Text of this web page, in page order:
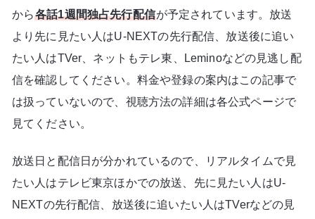
から各話1週間独占先行配信が予定されています。放送
より先に見たい人はU-NEXTの先行配信、放送後に追い
たい人はTVer、ネットもテレ東、Leminoなどの見逃し配
信を確認してください。料金や登録の案内はこの記事で
は扱っていないので、視聴方法の詳細は各公式ページで
見てください。
放送日と配信日が分かれているので、リアルタイムで見
たい人はテレビ東京ほかでの放送、先に見たい人はU-
NEXTの先行配信、放送後に追いたい人はTVerなどの見